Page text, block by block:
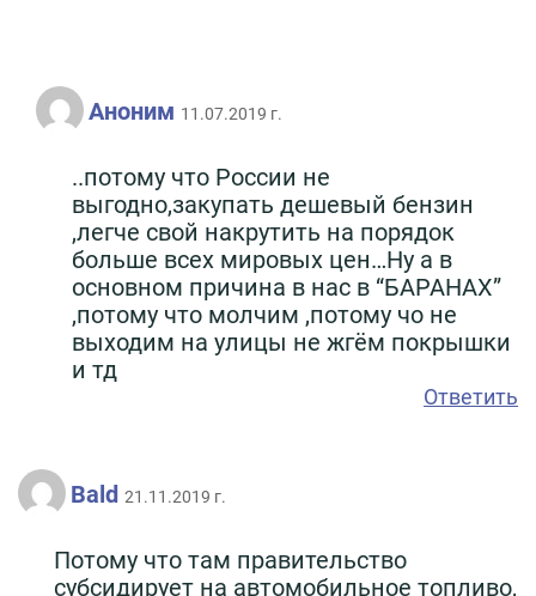
Аноним 11.07.2019 г.
..потому что России не
выгодно,закупать дешевый бензин
,легче свой накрутить на порядок
больше всех мировых цен…Ну а в
основном причина в нас в “БАРАНАХ”
,потому что молчим ,потому чо не
выходим на улицы не жгём покрышки
и тд
Ответить
Bald 21.11.2019 г.
Потому что там правительство
субсидирует на автомобильное топливо,